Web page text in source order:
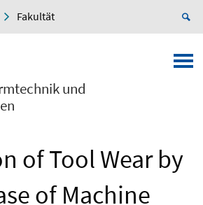
Fakultät
und
of Tool Wear by
of Machine